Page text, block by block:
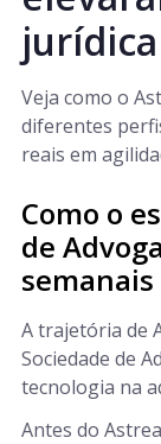
Veja como o
diferentes
reais em
Como o
de
semanais
A trajetória de
Sociedade de
tecnologia na
Antes do